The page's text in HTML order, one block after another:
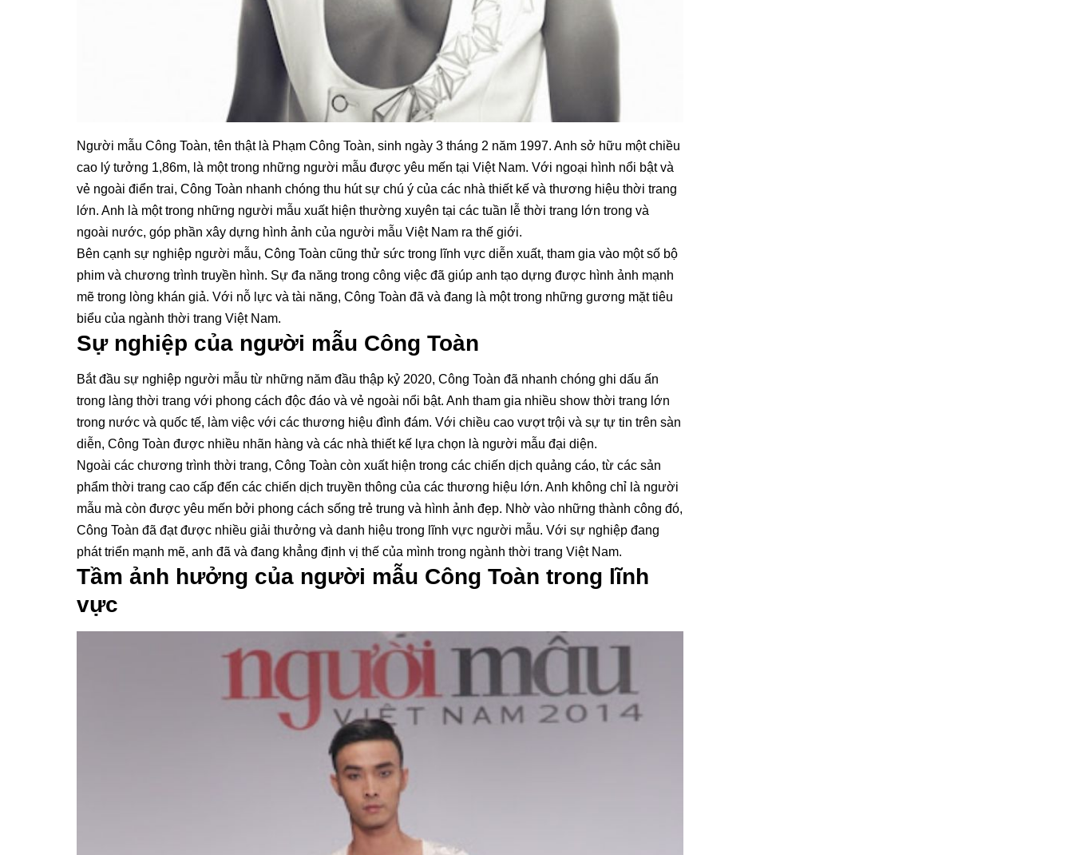
Người mẫu Công Toàn, tên thật là Phạm Công Toàn, sinh ngày 3 tháng 2 năm 1997. Anh sở hữu một chiều
cao lý tưởng 1,86m, là một trong những người mẫu được yêu mến tại Việt Nam. Với ngoại hình nổi bật và
vẻ ngoài điển trai, Công Toàn nhanh chóng thu hút sự chú ý của các nhà thiết kế và thương hiệu thời trang
lớn. Anh là một trong những người mẫu xuất hiện thường xuyên tại các tuần lễ thời trang lớn trong và
ngoài nước, góp phần xây dựng hình ảnh của người mẫu Việt Nam ra thế giới.
Bên cạnh sự nghiệp người mẫu, Công Toàn cũng thử sức trong lĩnh vực diễn xuất, tham gia vào một số bộ
phim và chương trình truyền hình. Sự đa năng trong công việc đã giúp anh tạo dựng được hình ảnh mạnh
mẽ trong lòng khán giả. Với nỗ lực và tài năng, Công Toàn đã và đang là một trong những gương mặt tiêu
biểu của ngành thời trang Việt Nam.
Sự nghiệp của người mẫu Công Toàn
Bắt đầu sự nghiệp người mẫu từ những năm đầu thập kỷ 2020, Công Toàn đã nhanh chóng ghi dấu ấn
trong làng thời trang với phong cách độc đáo và vẻ ngoài nổi bật. Anh tham gia nhiều show thời trang lớn
trong nước và quốc tế, làm việc với các thương hiệu đình đám. Với chiều cao vượt trội và sự tự tin trên sàn
diễn, Công Toàn được nhiều nhãn hàng và các nhà thiết kế lựa chọn là người mẫu đại diện.
Ngoài các chương trình thời trang, Công Toàn còn xuất hiện trong các chiến dịch quảng cáo, từ các sản
phẩm thời trang cao cấp đến các chiến dịch truyền thông của các thương hiệu lớn. Anh không chỉ là người
mẫu mà còn được yêu mến bởi phong cách sống trẻ trung và hình ảnh đẹp. Nhờ vào những thành công đó,
Công Toàn đã đạt được nhiều giải thưởng và danh hiệu trong lĩnh vực người mẫu. Với sự nghiệp đang
phát triển mạnh mẽ, anh đã và đang khẳng định vị thế của mình trong ngành thời trang Việt Nam.
Tầm ảnh hưởng của người mẫu Công Toàn trong lĩnh
vực